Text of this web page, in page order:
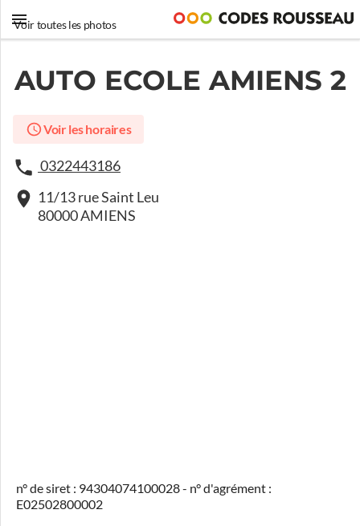
Voir toutes les photos
AUTO ECOLE AMIENS 2
Voir les horaires
0322443186
11/13 rue Saint Leu
80000 AMIENS
n° de siret : 94304074100028 - n° d'agrément :
E02502800002